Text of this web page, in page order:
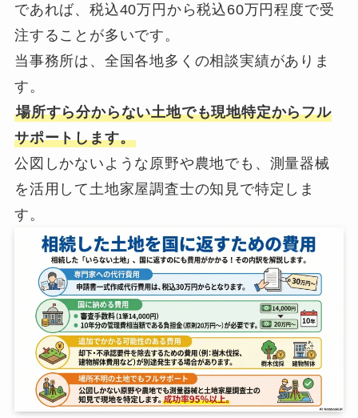
であれば、税込40万円から税込60万円程度で受
注することが多いです。
当事務所は、全国各地多くの相談実績がありま
す。
場所すら分からない土地でも現地特定からフル
サポートします。
公図しかないような原野や農地でも、測量器械
を活用して土地家屋調査士の知見で特定しま
す。